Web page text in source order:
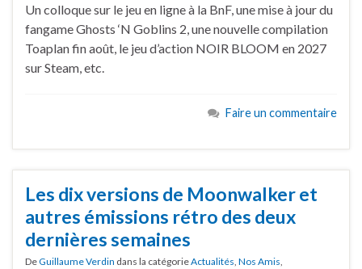
Un colloque sur le jeu en ligne à la BnF, une mise à jour du
fangame Ghosts ‘N Goblins 2, une nouvelle compilation
Toaplan fin août, le jeu d’action NOIR BLOOM en 2027
sur Steam, etc.
Faire un commentaire
Les dix versions de Moonwalker et
autres émissions rétro des deux
dernières semaines
DeGuillaume Verdin dans la catégorieActualités, Nos Amis,